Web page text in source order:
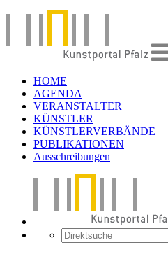
HOME
AGENDA
VERANSTALTER
KÜNSTLER
KÜNSTLERVERBÄNDE
PUBLIKATIONEN
Ausschreibungen